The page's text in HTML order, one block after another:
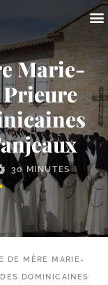
Marie-​
Prieure
30 MINUTES
DE MÈRE MARIE-
DOMINICAINES